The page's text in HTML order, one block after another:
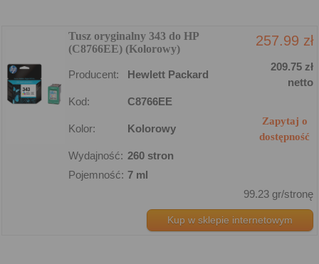
Tusz oryginalny 343 do HP
(C8766EE) (Kolorowy)
257.99 zł
Producent: Hewlett Packard
209.75 zł
netto
Kod:
C8766EE
Kolor: Kolorowy
Zapytaj o
dostępność
Wydajność: 260 stron
Pojemność: 7 ml
99.23 gr/stronę
Kup w sklepie internetowym